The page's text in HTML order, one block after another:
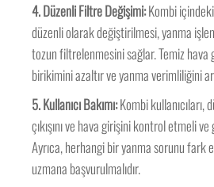
4. Düzenli Filtre Değişimi:Kombi
düzenli olarak değiştirilmesi, yanma
tozun filtrelenmesini sağlar. Temiz
birikimini azaltır ve yanma verimliliğini
5. Kullanıcı Bakımı:Kombi kullanıcıları,
çıkışını ve hava girişini kontrol etmeli
Ayrıca, herhangi bir yanma sorunu fark
uzmana başvurulmalıdır.